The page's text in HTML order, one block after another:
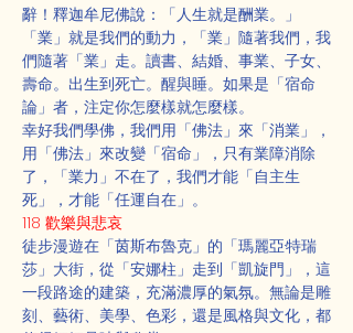
辭！釋迦牟尼佛說：「人生就是酬業。」
「業」就是我們的動力，「業」隨著我們，我
們隨著「業」走。讀書、結婚、事業、子女、
壽命。出生到死亡。醒與睡。如果是「宿命
論」者，注定你怎麼樣就怎麼樣。
幸好我們學佛，我們用「佛法」來「消業」，
用「佛法」來改變「宿命」，只有業障消除
了，「業力」不在了，我們才能「自主生
死」，才能「任運自在」。
118 歡樂與悲哀
徒步漫遊在「茵斯布魯克」的「瑪麗亞·特瑞
莎」大街，從「安娜柱」走到「凱旋門」，這
一段路途的建築，充滿濃厚的氣氛。無論是雕
刻、藝術、美學、色彩，還是風格與文化，都